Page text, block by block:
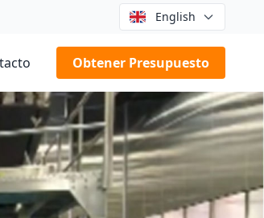
English
Obtener Presupuesto